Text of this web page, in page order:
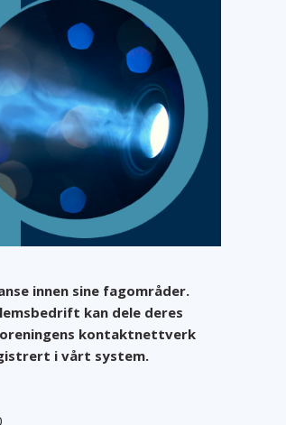
innen sine fagområder.
kan dele deres
kontaktnettverk
i vårt system.